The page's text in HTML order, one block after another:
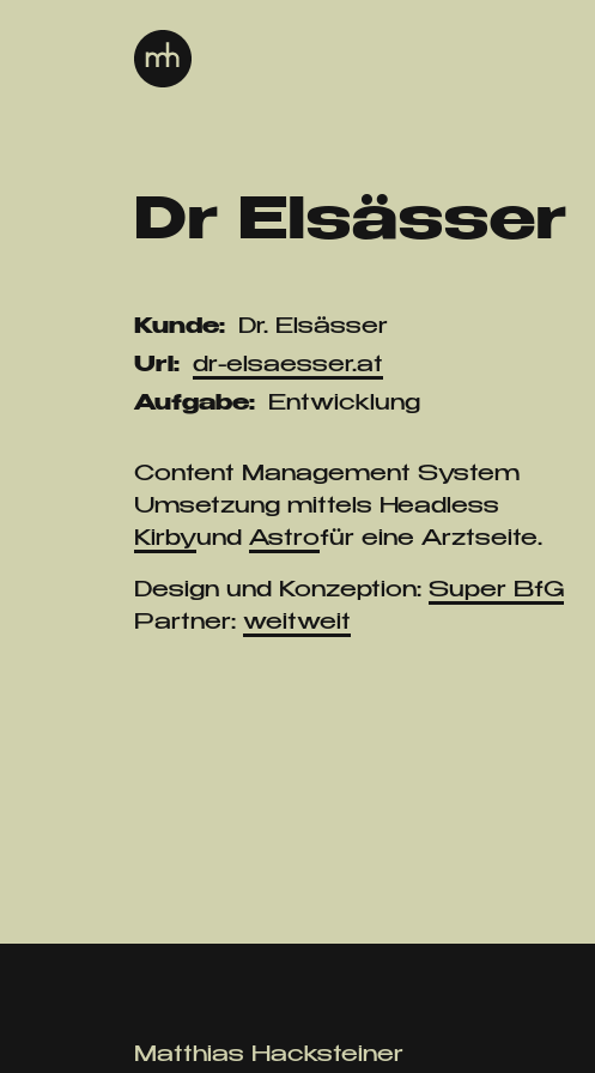
Dr Elsässer
Kunde:
Dr. Elsässer
Url:
dr-elsaesser.at
Aufgabe:
Entwicklung
Content Management System
Umsetzung mittels Headless
Kirbyund Astrofür eine Arztseite.
Design und Konzeption: Super BfG
Partner: weitweit
Matthias Hacksteiner